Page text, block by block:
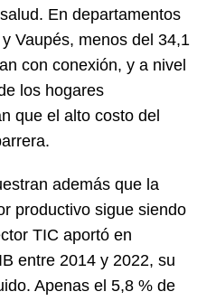
En departamentos
Vaupés, menos del 34,1
con conexión, y a nivel
los hogares
que el alto costo del
además que la
productivo sigue siendo
TIC aportó en
entre 2014 y 2022, su
Apenas el 5,8 % de